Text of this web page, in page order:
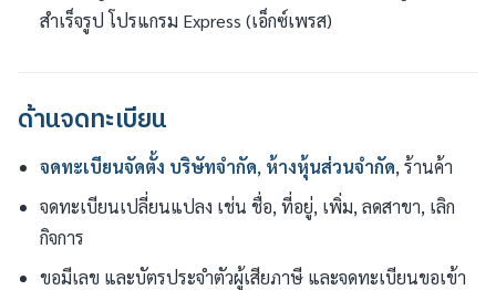
สำเร็จรูป โปรแกรม Express (เอ็กซ์เพรส)
ด้านจดทะเบียน
จดทะเบียนจัดตั้ง บริษัทจำกัด, ห้างหุ้นส่วนจำกัด, ร้านค้า
จดทะเบียนเปลี่ยนแปลง เช่น ชื่อ, ที่อยู่, เพิ่ม, ลดสาขา, เลิก
กิจการ
ขอมีเลข และบัตรประจำตัวผู้เสียภาษี และจดทะเบียนขอเข้า